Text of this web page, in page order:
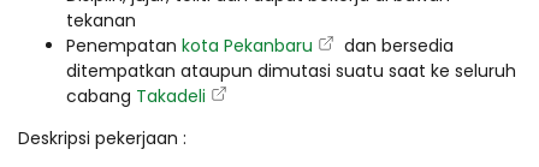
tekanan
Penempatan kota Pekanbaru
dan bersedia
ditempatkan ataupun dimutasi suatu saat ke seluruh
cabang Takadeli
Deskripsi pekerjaan :